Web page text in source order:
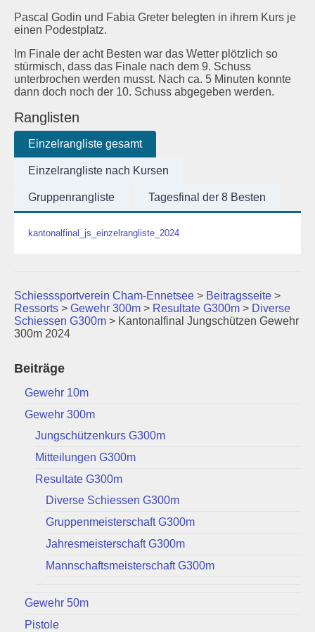
Archiv
Pascal Godin und Fabia Greter belegten in ihrem Kurs je
einen Podestplatz.
Im Finale der acht Besten war das Wetter plötzlich so
stürmisch, dass das Finale nach dem 9. Schuss
unterbrochen werden musst. Nach ca. 5 Minuten konnte
dann doch noch der 10. Schuss abgegeben werden.
Ranglisten
Einzelrangliste gesamt
Einzelrangliste nach Kursen
Gruppenrangliste Tagesfinal der 8 Besten
kantonalfinal_js_einzelrangliste_2024
Schiesssportverein Cham-Ennetsee > Beitragsseite >
Ressorts > Gewehr 300m > Resultate G300m > Diverse
Schiessen G300m > Kantonalfinal Jungschützen Gewehr
300m 2024
Beiträge
Gewehr 10m
Gewehr 300m
Jungschützenkurs G300m
Mitteilungen G300m
Resultate G300m
Diverse Schiessen G300m
Gruppenmeisterschaft G300m
Jahresmeisterschaft G300m
Mannschaftsmeisterschaft G300m
Gewehr 50m
Pistole